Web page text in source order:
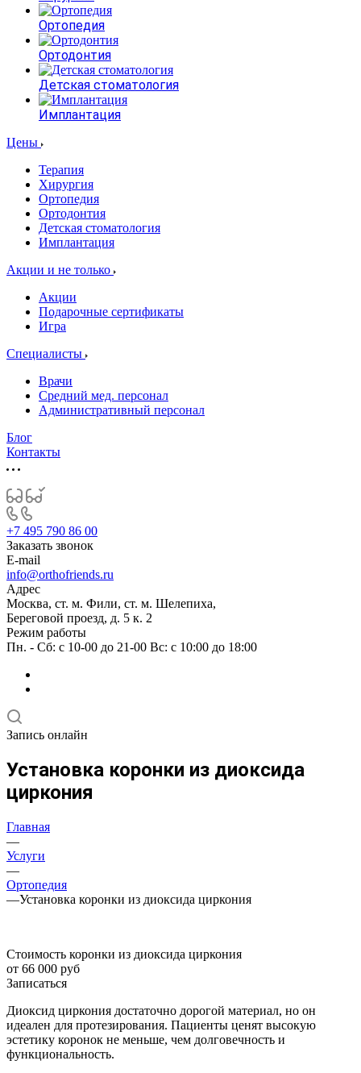
Ортопедия
Ортодонтия
Детская стоматология
Имплантация
Цены
Терапия
Хирургия
Ортопедия
Ортодонтия
Детская стоматология
Имплантация
Акции и не только
Акции
Подарочные сертификаты
Игра
Специалисты
Врачи
Средний мед. персонал
Административный персонал
Блог
Контакты
+7 495 790 86 00
Заказать звонок
E-mail
info@orthofriends.ru
Адрес
Москва, ст. м. Фили, ст. м. Шелепиха,
Береговой проезд, д. 5 к. 2
Режим работы
Пн. - Сб: с 10-00 до 21-00 Вс: c 10:00 до 18:00
Запись онлайн
Установка коронки из диоксида
циркония
Главная
—
Услуги
—
Ортопедия
—Установка коронки из диоксида циркония
Стоимость коронки из диоксида циркония
от 66 000 руб
Записаться
Диоксид циркония достаточно дорогой материал, но он
идеален для протезирования. Пациенты ценят высокую
эстетику коронок не меньше, чем долговечность и
функциональность.